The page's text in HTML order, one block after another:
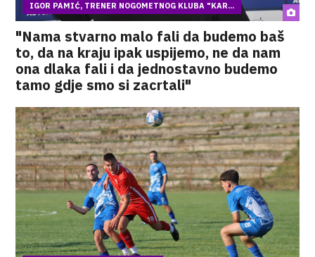
IGOR PAMIĆ, TRENER NOGOMETNOG KLUBA "KAR...
"Nama stvarno malo fali da budemo baš
to, da na kraju ipak uspijemo, ne da nam
ona dlaka fali i da jednostavno budemo
tamo gdje smo si zacrtali"